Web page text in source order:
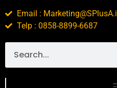
Email :
Telp : 0858-8899-6687